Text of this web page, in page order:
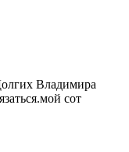
Владимира
сот